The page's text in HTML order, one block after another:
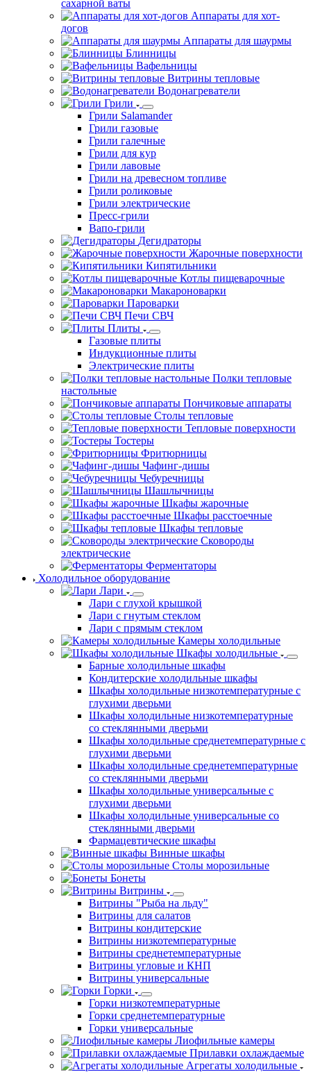
сахарной ваты
Аппараты для хот-
догов
Аппараты для шаурмы
Блинницы
Вафельницы
Витрины тепловые
Водонагреватели
Грили
Грили Salamander
Грили газовые
Грили галечные
Грили для кур
Грили лавовые
Грили на древесном топливе
Грили роликовые
Грили электрические
Пресс-грили
Вапо-грили
Дегидраторы
Жарочные поверхности
Кипятильники
Котлы пищеварочные
Макароноварки
Пароварки
Печи СВЧ
Плиты
Газовые плиты
Индукционные плиты
Электрические плиты
Полки тепловые
настольные
Пончиковые аппараты
Столы тепловые
Тепловые поверхности
Тостеры
Фритюрницы
Чафинг-дишы
Чебуречницы
Шашлычницы
Шкафы жарочные
Шкафы расстоечные
Шкафы тепловые
Сковороды
электрические
Ферментаторы
Холодильное оборудование
Лари
Лари с глухой крышкой
Лари с гнутым стеклом
Лари с прямым стеклом
Камеры холодильные
Шкафы холодильные
Барные холодильные шкафы
Кондитерские холодильные шкафы
Шкафы холодильные низкотемпературные с
глухими дверьми
Шкафы холодильные низкотемпературные
со стеклянными дверьми
Шкафы холодильные среднетемпературные с
глухими дверьми
Шкафы холодильные среднетемпературные
со стеклянными дверьми
Шкафы холодильные универсальные с
глухими дверьми
Шкафы холодильные универсальные со
стеклянными дверьми
Фармацевтические шкафы
Винные шкафы
Столы морозильные
Бонеты
Витрины
Витрины "Рыба на льду"
Витрины для салатов
Витрины кондитерские
Витрины низкотемпературные
Витрины среднетемпературные
Витрины угловые и КНП
Витрины универсальные
Горки
Горки низкотемпературные
Горки среднетемпературные
Горки универсальные
Лиофильные камеры
Прилавки охлаждаемые
Агрегаты холодильные